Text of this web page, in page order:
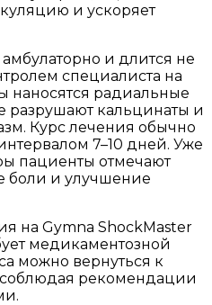
и ускоряет
и длится не
специалиста на
наносятся радиальные
разрушают кальцинаты и
Курс лечения обычно
7–10 дней. Уже
пациенты отмечают
боли и улучшение
на Gymna ShockMaster
медикаментозной
можно вернуться к
рекомендации